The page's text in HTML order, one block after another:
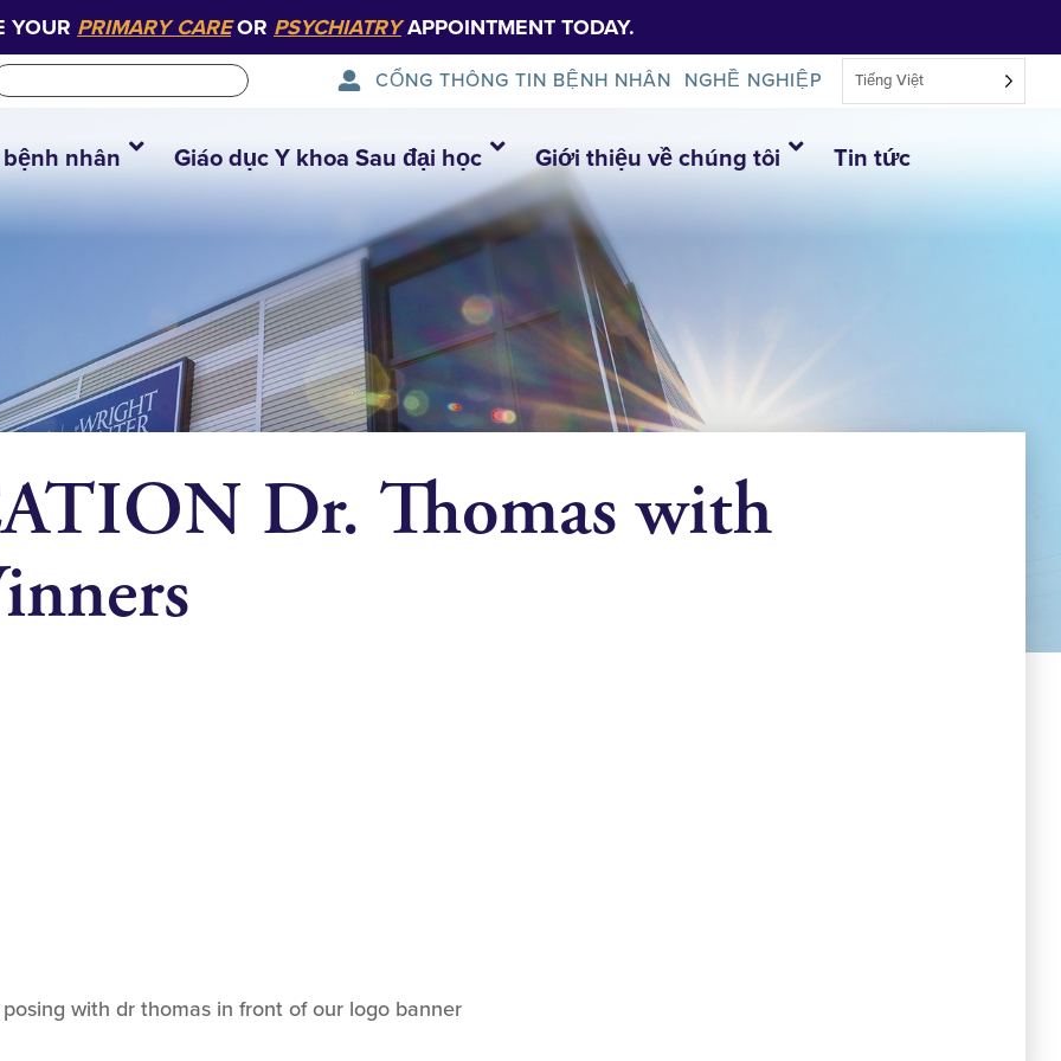
YOUR PRIMARY CAREOR PSYCHIATRYAPPOINTMENT TODAY.
CỔNG THÔNG TIN BỆNH NHÂN NGHỀ NGHIỆP Tiếng Việt
nhân Giáo dục Y khoa Sau đại học Giới thiệu về chúng tôi Tin tức
Dr. Thomas with
with dr thomas in front of our logo banner